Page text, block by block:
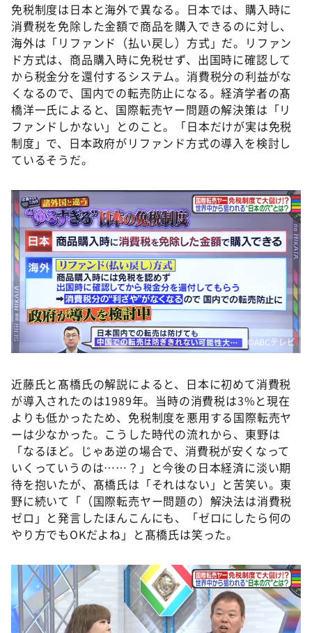
免税制度は日本と海外で異なる。日本では、購入時に
消費税を免除した金額で商品を購入できるのに対し、
海外は「リファンド（払い戻し）方式」だ。リファン
ド方式は、商品購入時に免税せず、出国時に確認して
から税金分を還付するシステム。消費税分の利益がな
くなるので、国内での転売防止になる。経済学者の髙
橋洋一氏によると、国際転売ヤー問題の解決策は「リ
ファンドしかない」とのこと。「日本だけが実は免税
制度」で、日本政府がリファンド方式の導入を検討し
ているそうだ。
©️ABCテレビ
近藤氏と髙橋氏の解説によると、日本に初めて消費税
が導入されたのは1989年。当時の消費税は3%と現在
よりも低かったため、免税制度を悪用する国際転売ヤ
ーは少なかった。こうした時代の流れから、東野は
「なるほど。じゃあ逆の場合で、消費税が安くなって
いくっていうのは……？」と今後の日本経済に淡い期
待を抱いたが、髙橋氏は「それはない」と苦笑い。東
野に続いて「（国際転売ヤー問題の）解決法は消費税
ゼロ」と発言したほんこんにも、「ゼロにしたら何の
やり方でもOKだよね」と髙橋氏は笑った。